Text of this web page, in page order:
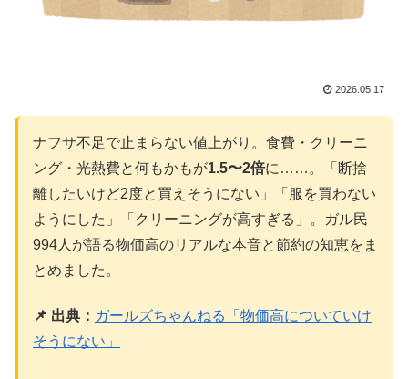
2026.05.17
ナフサ不足で止まらない値上がり。食費・クリーニ
ング・光熱費と何もかもが1.5〜2倍に……。「断捨
離したいけど2度と買えそうにない」「服を買わない
ようにした」「クリーニングが高すぎる」。ガル民
994人が語る物価高のリアルな本音と節約の知恵をま
とめました。
📌 出典： ガールズちゃんねる「物価高についていけ
そうにない」